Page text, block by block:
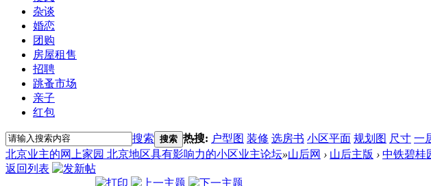
杂谈
婚恋
团购
房屋租售
招聘
跳蚤市场
亲子
红包
搜索 搜索 热搜: 户型图 装修 选房书 小区平面 规划图 尺寸 一
北京业主的网上家园 北京地区具有影响力的小区业主论坛»山后网 › 山后主版 › 中铁碧桂
返回列表